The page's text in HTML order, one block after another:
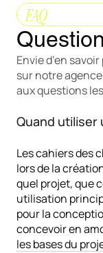
FAQ
Envie d’en
sur notre
aux questions
Quand utiliser
Les cahiers des
lors de la
quel projet, que
utilisation
pour la
concevoir en
les bases du